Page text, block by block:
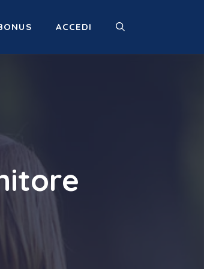
ACCEDI